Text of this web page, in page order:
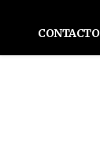
CONTACTO